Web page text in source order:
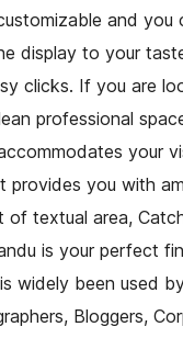
and you
display to your
clicks. If you are
professional
your
provides you with
of textual area,
is your perfect
widely been used
Bloggers,